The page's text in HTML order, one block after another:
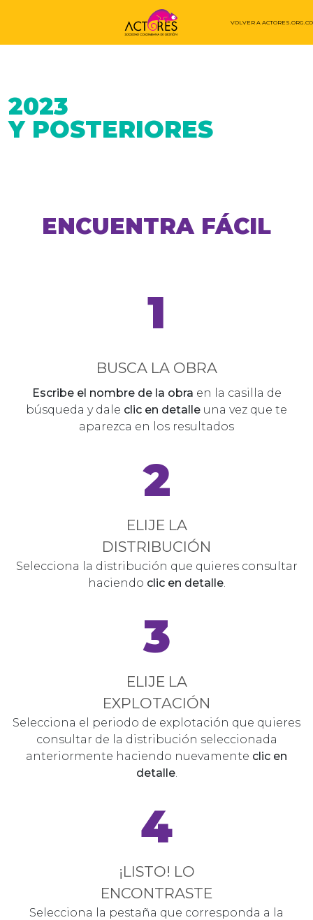
VOLVER A ACTORES.ORG.CO
2023
Y POSTERIORES
ENCUENTRA FÁCIL
1
BUSCA LA OBRA
Escribe el nombre de la obra en la casilla de
búsqueda y dale clic en detalle una vez que te
aparezca en los resultados
2
ELIJE LA
DISTRIBUCIÓN
Selecciona la distribución que quieres consultar
haciendo clic en detalle.
3
ELIJE LA
EXPLOTACIÓN
Selecciona el periodo de explotación que quieres
consultar de la distribución seleccionada
anteriormente haciendo nuevamente clic en
detalle.
4
¡LISTO! LO
ENCONTRASTE
Selecciona la pestaña que corresponda a la